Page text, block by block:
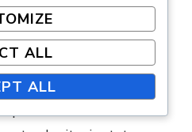
alt jucător. Aceste
un joc mai rapid și
putea include o
ALL
ALL